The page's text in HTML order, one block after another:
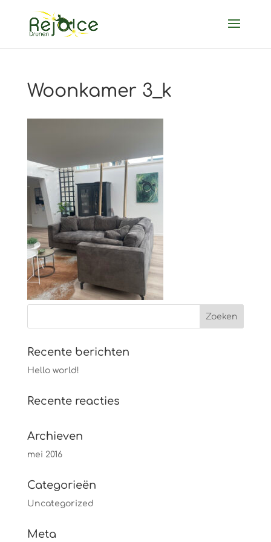
Woonkamer 3_k
Recente berichten
Hello world!
Recente reacties
Archieven
mei 2016
Categorieën
Uncategorized
Meta